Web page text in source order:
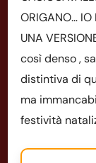
ORIGANO… IO
UNA
così denso ,
distintiva di
ma
festività